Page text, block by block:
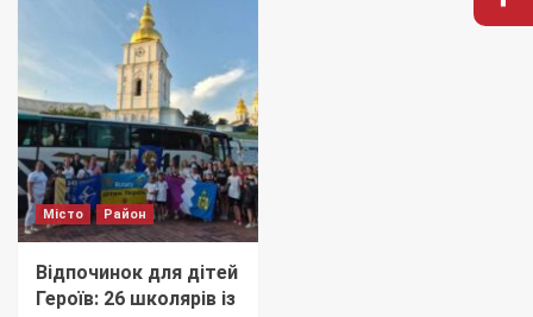
Місто Район
Відпочинок для дітей
Героїв: 26 школярів із